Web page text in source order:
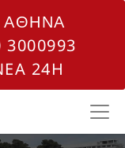
ΑΘΗΝΑ
3000993
24H